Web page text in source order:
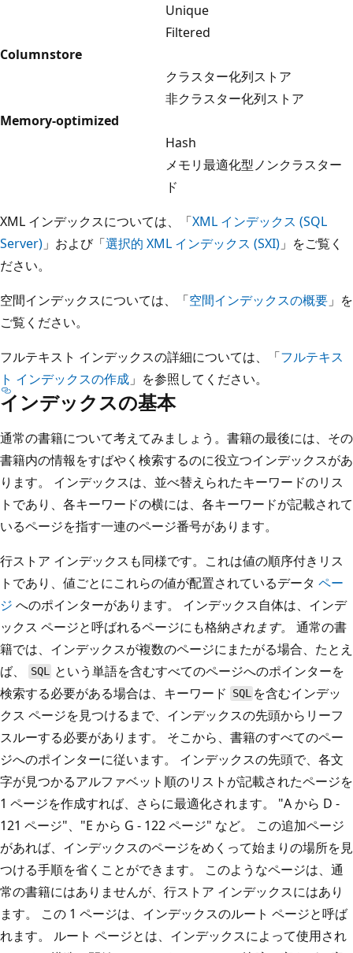
Unique
Filtered
Columnstore
クラスター化列ストア
非クラスター化列ストア
Memory-optimized
Hash
メモリ最適化型ノンクラスター
ド
XML インデックスについては、「XML インデックス (SQL
Server) 」および「選択的 XML インデックス (SXI) 」をご覧く
ださい。
空間インデックスについては、「空間インデックスの概要 」を
ご覧ください。
フルテキスト インデックスの詳細については、「フルテキス
ト インデックスの作成 」を参照してください。
インデックスの基本
通常の書籍について考えてみましょう。書籍の最後には、その
書籍内の情報をすばやく検索するのに役立つインデックスがあ
ります。 インデックスは、並べ替えられたキーワードのリス
トであり、各キーワードの横には、各キーワードが記載されて
いるページを指す一連のページ番号があります。
行ストア インデックスも同様です。これは値の順序付きリス
トであり、値ごとにこれらの値が配置されているデータ ペー
ジ へのポインターがあります。 インデックス自体は、インデ
ックス ページと呼ばれるページにも格納されます。
通常の書
籍では、インデックスが複数のページにまたがる場合、たとえ
ば、
SQL という単語を含むすべてのページへのポインターを
検索する必要がある場合は、キーワード
SQL を含むインデッ
クス ページを見つけるまで、インデックスの先頭からリーフ
スルーする必要があります。 そこから、書籍のすべてのペー
ジへのポインターに従います。 インデックスの先頭で、各文
字が見つかるアルファベット順のリストが記載されたページを
1 ページを作成すれば、さらに最適化されます。 "A から D -
121 ページ"、"E から G - 122 ページ" など。 この追加ページ
があれば、インデックスのページをめくって始まりの場所を見
つける手順を省くことができます。 このようなページは、通
常の書籍にはありませんが、行ストア インデックスにはあり
ます。 この 1 ページは、インデックスのルート ページと呼ば
れます。 ルート ページとは、インデックスによって使用され